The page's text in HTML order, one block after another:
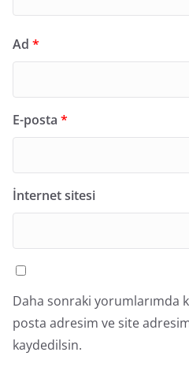
Ad *
E-posta *
İnternet sitesi
Daha sonraki yorumlarımda
posta adresim ve site
kaydedilsin.